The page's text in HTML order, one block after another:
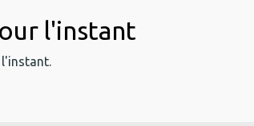
l'instant